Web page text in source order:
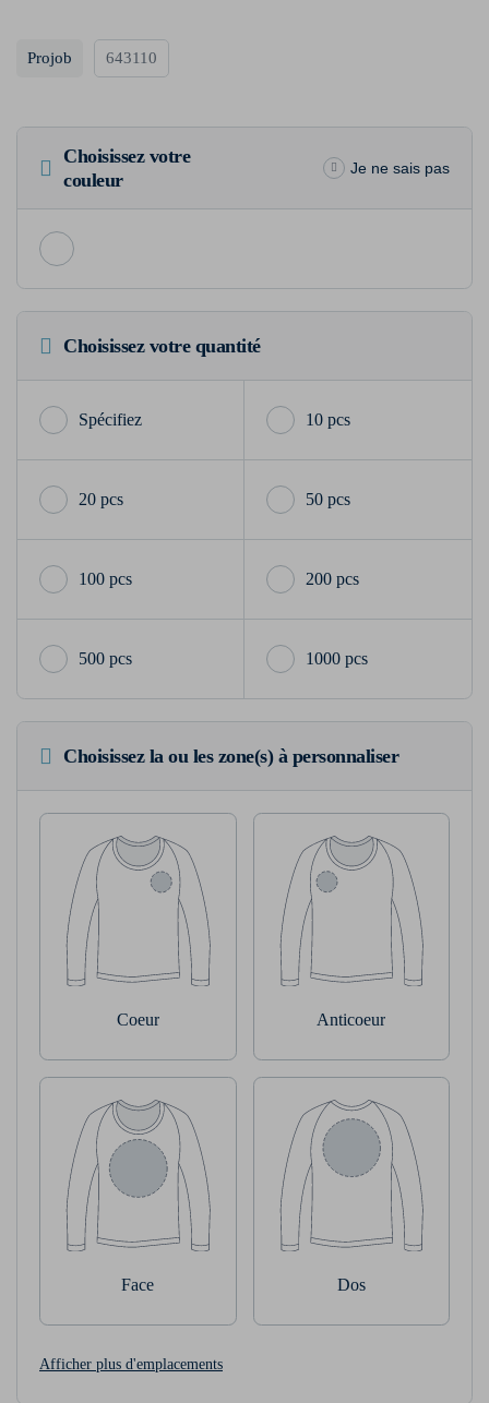
Projob 643110
Choisissez votre
couleur
Je ne sais pas
Choisissez votre quantité
10 pcs
20 pcs 50 pcs
100 pcs 200 pcs
500 pcs 1000 pcs
Choisissez la ou les zone(s) à personnaliser
Coeur Anticoeur
Face Dos
Afficher plus d'emplacements